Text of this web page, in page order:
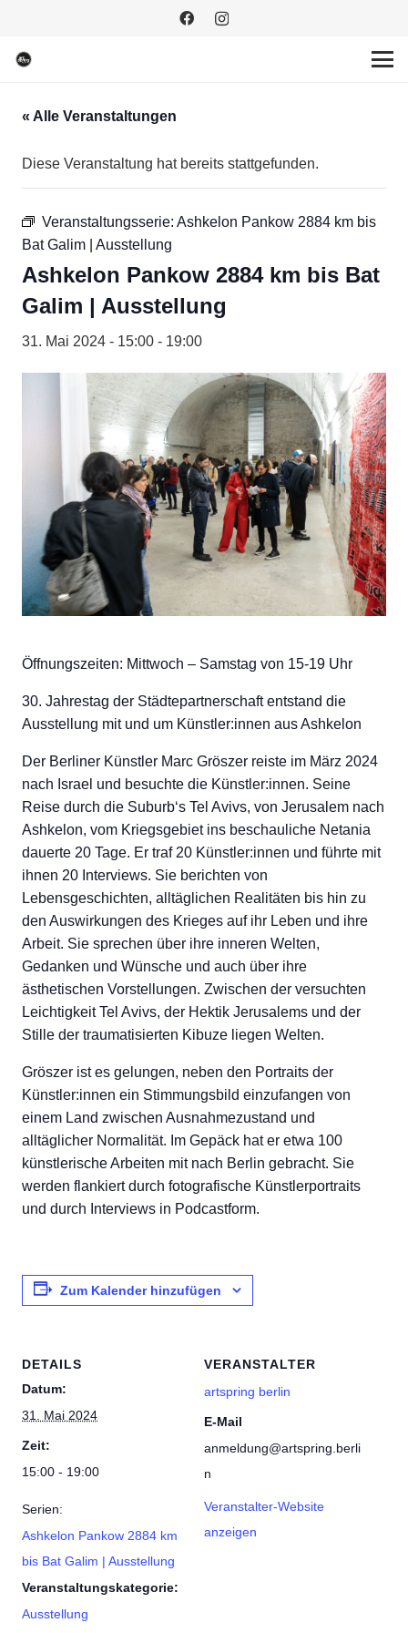
« Alle Veranstaltungen
Diese Veranstaltung hat bereits stattgefunden.
Veranstaltungsserie: Ashkelon Pankow 2884 km bis
Bat Galim | Ausstellung
Ashkelon Pankow 2884 km bis Bat
Galim | Ausstellung
31. Mai 2024 - 15:00 - 19:00
Öffnungszeiten: Mittwoch – Samstag von 15-19 Uhr
30. Jahrestag der Städtepartnerschaft entstand die
Ausstellung mit und um Künstler:innen aus Ashkelon
Der Berliner Künstler Marc Gröszer reiste im März 2024
nach Israel und besuchte die Künstler:innen. Seine
Reise durch die Suburb‘s Tel Avivs, von Jerusalem nach
Ashkelon, vom Kriegsgebiet ins beschauliche Netania
dauerte 20 Tage. Er traf 20 Künstler:innen und führte mit
ihnen 20 Interviews. Sie berichten von
Lebensgeschichten, alltäglichen Realitäten bis hin zu
den Auswirkungen des Krieges auf ihr Leben und ihre
Arbeit. Sie sprechen über ihre inneren Welten,
Gedanken und Wünsche und auch über ihre
ästhetischen Vorstellungen. Zwischen der versuchten
Leichtigkeit Tel Avivs, der Hektik Jerusalems und der
Stille der traumatisierten Kibuze liegen Welten.
Gröszer ist es gelungen, neben den Portraits der
Künstler:innen ein Stimmungsbild einzufangen von
einem Land zwischen Ausnahmezustand und
alltäglicher Normalität. Im Gepäck hat er etwa 100
künstlerische Arbeiten mit nach Berlin gebracht. Sie
werden flankiert durch fotografische Künstlerportraits
und durch Interviews in Podcastform.
Zum Kalender hinzufügen
DETAILS
Datum:
31. Mai 2024
Zeit:
15:00 - 19:00
Serien:
Ashkelon Pankow 2884 km
bis Bat Galim | Ausstellung
Veranstaltungskategorie:
Ausstellung
VERANSTALTER
artspring berlin
E-Mail
anmeldung@artspring.berli
n
Veranstalter-Website
anzeigen